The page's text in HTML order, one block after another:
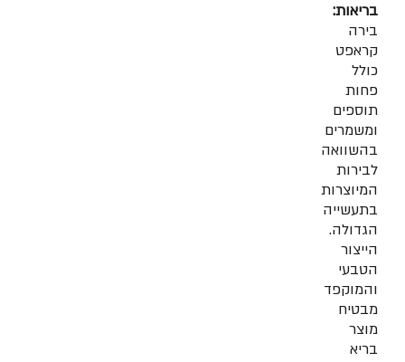
בריאות:
בירה
קראפט
כולל
פחות
תוספים
ומשמרים
בהשוואה
לבירות
המיוצרות
בתעשייה
הגדולה.
הייצור
הטבעי
והמוקפד
מבטיח
מוצר
בריא